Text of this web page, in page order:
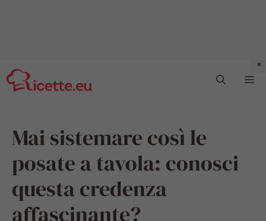
al
contenuto
Mai sistemare così le
posate a tavola: conosci
questa credenza
affascinante?